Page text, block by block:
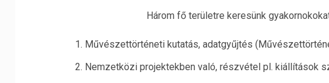
Három fő területre keresünk
Művészettörténeti kutatás, adatgyűjtés
Nemzetközi projektekben való, részvétel pl. kiállítások